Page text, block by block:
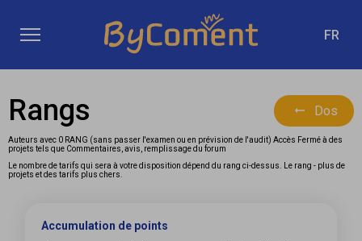
FR
Rangs Dos
Auteurs avec 0 RANG (sans passer l'examen ou en prévision de l'audit) Accès Fermé à des
projets tels que Commentaires, avis, remplissage du forum
Le nombre de tarifs qui sera à votre disposition dépend du rang ci-dessus. Le rang - plus de
projets et des tarifs plus chers.
Accumulation de points